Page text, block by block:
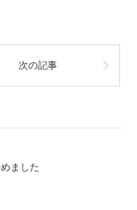
次の記事
ました